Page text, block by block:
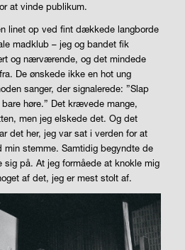
at vinde publikum.
linet op ved fint dækkede langborde
madklub – jeg og bandet fik
og nærværende, og det mindede
De ønskede ikke en hot ung
sanger, der signalerede: ”Slap
høre.” Det krævede mange,
men jeg elskede det. Og det
det her, jeg var sat i verden for at
stemme. Samtidig begyndte de
på. At jeg formåede at knokle mig
af det, jeg er mest stolt af.